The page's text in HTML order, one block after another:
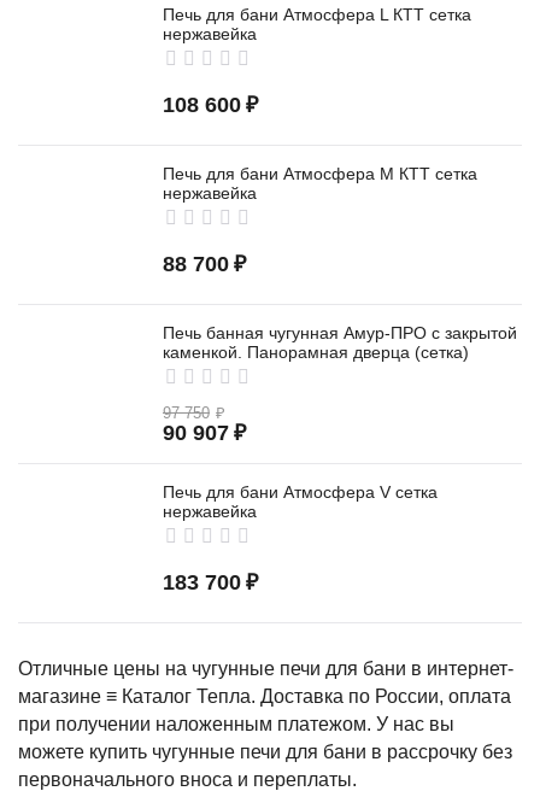
Отличные цены на чугунные печи для бани в интернет-
магазине ≡ Каталог Тепла. Доставка по России, оплата
при получении наложенным платежом. У нас вы
можете купить чугунные печи для бани в рассрочку без
первоначального вноса и переплаты.
Печь для бани Атмосфера L КТТ сетка
нержавейка
108 600 ₽
Печь для бани Атмосфера M КТТ сетка
нержавейка
88 700 ₽
Печь банная чугунная Амур-ПРО с закрытой
каменкой. Панорамная дверца (сетка)
97 750 ₽
90 907 ₽
Печь для бани Атмосфера V сетка
нержавейка
183 700 ₽